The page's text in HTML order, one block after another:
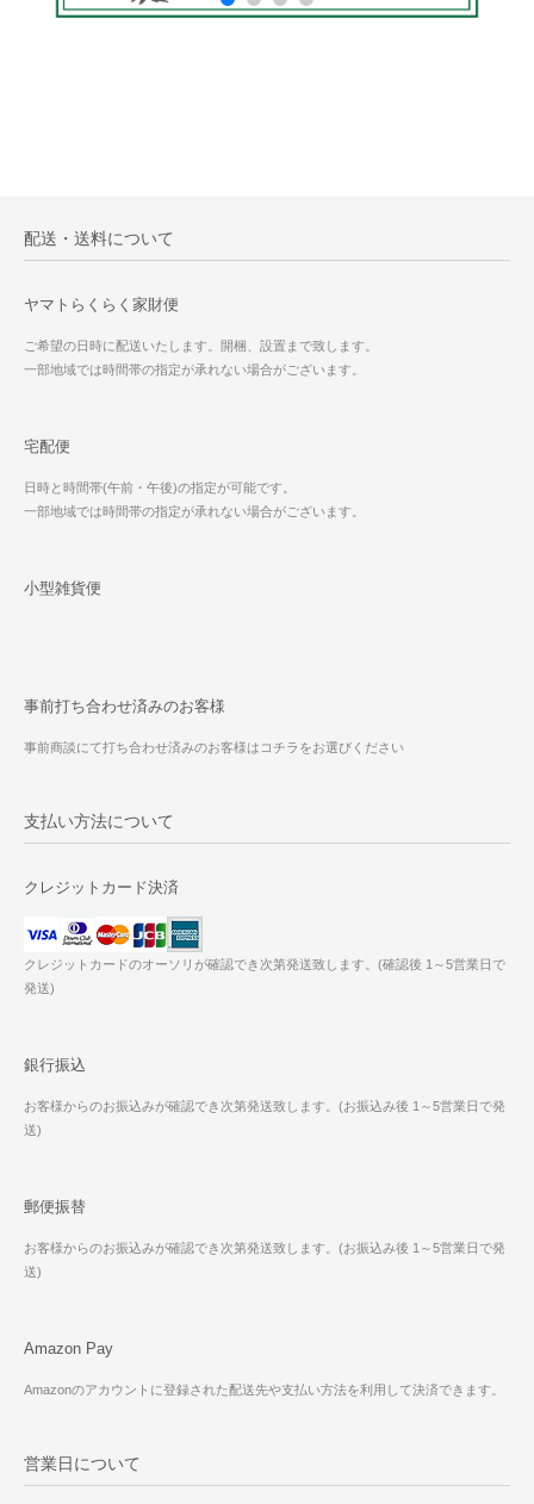
配送・送料について
ヤマトらくらく家財便
ご希望の日時に配送いたします。開梱、設置まで致します。
一部地域では時間帯の指定が承れない場合がございます。
宅配便
日時と時間帯(午前・午後)の指定が可能です。
一部地域では時間帯の指定が承れない場合がございます。
小型雑貨便
事前打ち合わせ済みのお客様
事前商談にて打ち合わせ済みのお客様はコチラをお選びください
支払い方法について
クレジットカード決済
クレジットカードのオーソリが確認でき次第発送致します。(確認後 1～5営業日で
発送)
銀行振込
お客様からのお振込みが確認でき次第発送致します。(お振込み後 1～5営業日で発
送)
郵便振替
お客様からのお振込みが確認でき次第発送致します。(お振込み後 1～5営業日で発
送)
Amazon Pay
Amazonのアカウントに登録された配送先や支払い方法を利用して決済できます。
営業日について